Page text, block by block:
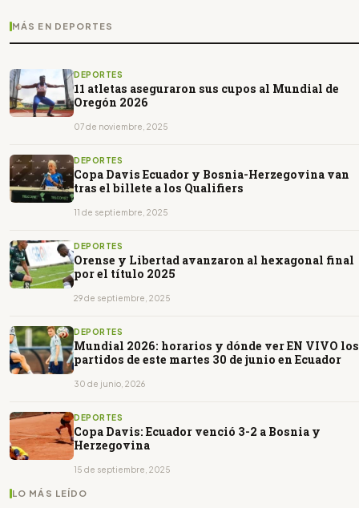
MÁS EN DEPORTES
DEPORTES
11 atletas aseguraron sus cupos al Mundial de
Oregón 2026
07 de noviembre, 2025
DEPORTES
Copa Davis Ecuador y Bosnia-Herzegovina van
tras el billete a los Qualifiers
11 de septiembre, 2025
DEPORTES
Orense y Libertad avanzaron al hexagonal final
por el título 2025
29 de septiembre, 2025
DEPORTES
Mundial 2026: horarios y dónde ver EN VIVO los
partidos de este martes 30 de junio en Ecuador
30 de junio, 2026
DEPORTES
Copa Davis: Ecuador venció 3-2 a Bosnia y
Herzegovina
15 de septiembre, 2025
LO MÁS LEÍDO